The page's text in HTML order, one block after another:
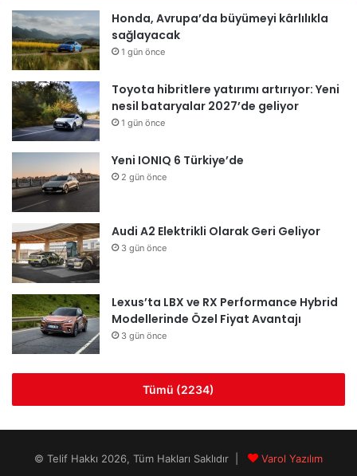
e
b
o
T
e
t
r
Honda, Avrupa’da büyümeyi kârlılıkla
sağlayacak
1 gün önce
Toyota hibritlere yatırımı artırıyor: Yeni
nesil bataryalar 2027’de geliyor
1 gün önce
Yeni IONIQ 6 Türkiye’de
2 gün önce
Audi A2 Elektrikli Olarak Geri Geliyor
3 gün önce
Lexus’ta LBX ve RX Performance Hybrid
Modellerinde Özel Fiyat Avantajı
3 gün önce
Tümü (2234)
© Telif Hakkı 2026, Tüm Hakları Saklıdır | Varol Yazılım